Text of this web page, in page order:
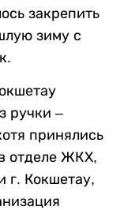
закрепить
зиму с
ручки –
принялись
отделе ЖКХ,
Кокшетау,